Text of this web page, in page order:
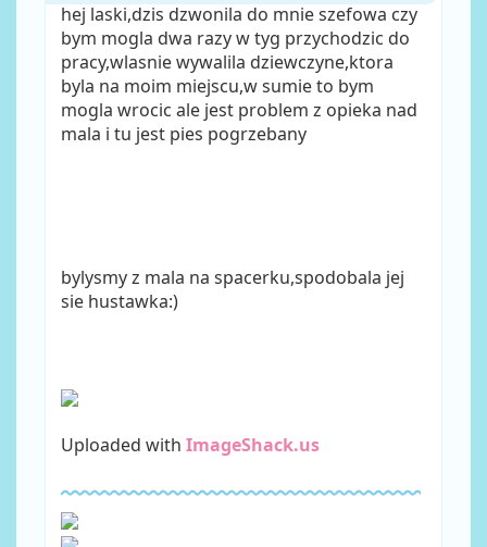
hej laski,dzis dzwonila do mnie szefowa czy
bym mogla dwa razy w tyg przychodzic do
pracy,wlasnie wywalila dziewczyne,ktora
byla na moim miejscu,w sumie to bym
mogla wrocic ale jest problem z opieka nad
mala i tu jest pies pogrzebany
bylysmy z mala na spacerku,spodobala jej
sie hustawka:)
Uploaded with ImageShack.us